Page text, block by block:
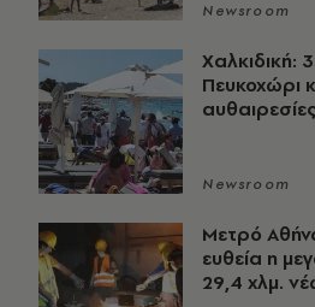
Newsroom
Χαλκιδική:
Πευκοχώρι
Newsroom
Μετρό
ευθεία η
29,4 χλμ.